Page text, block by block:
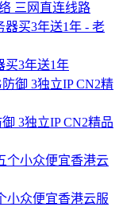
三网直连线路
买3年送1年
3独立IP CN2精品
小众便宜香港云服